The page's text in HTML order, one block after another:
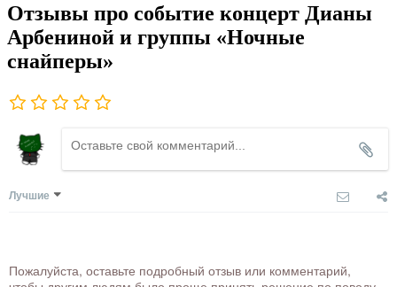
Отзывы про событие концерт Дианы
Арбениной и группы «Ночные
снайперы»
Лучшие
Пожалуйста, оставьте подробный отзыв или комментарий,